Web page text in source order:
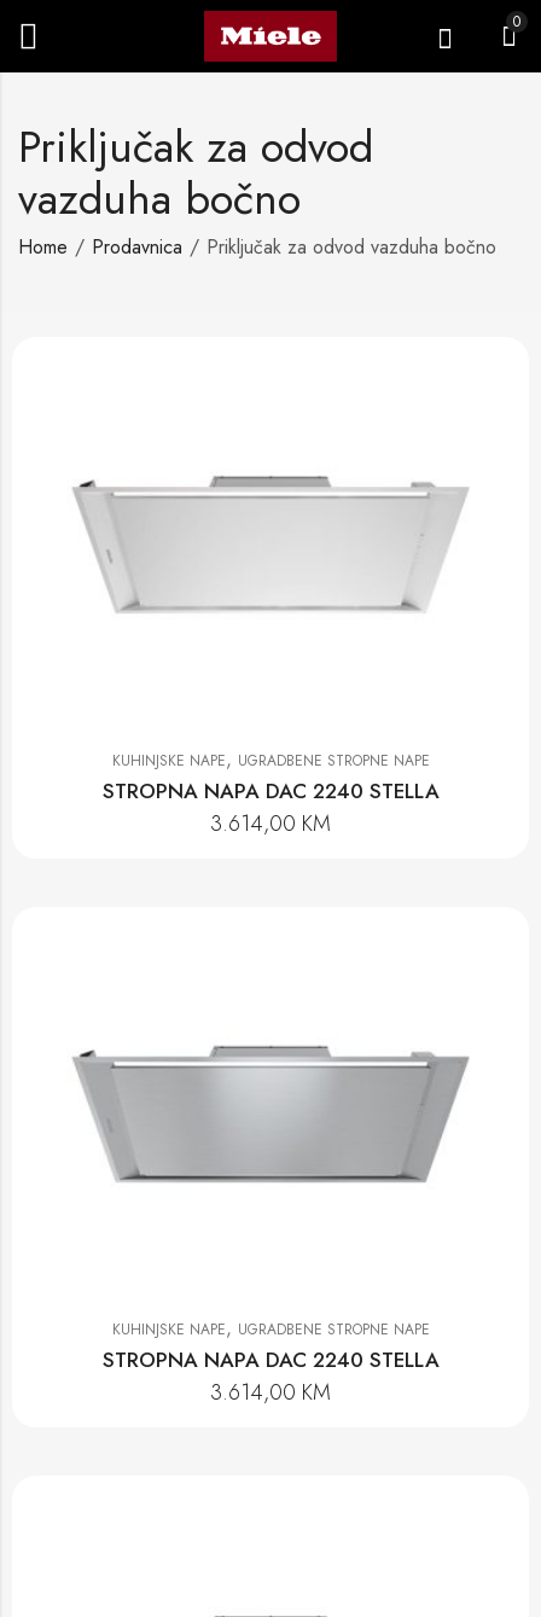
0
Priključak za odvod
vazduha bočno
Home Prodavnica Priključak za odvod vazduha bočno
KUHINJSKE NAPE, UGRADBENE STROPNE NAPE
STROPNA NAPA DAC 2240 STELLA
3.614,00 KM
KUHINJSKE NAPE, UGRADBENE STROPNE NAPE
STROPNA NAPA DAC 2240 STELLA
3.614,00 KM